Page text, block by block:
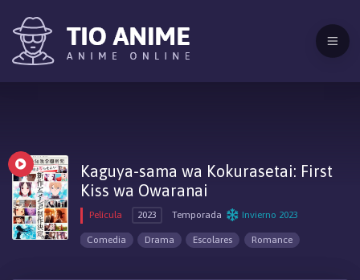
Kaguya-sama wa Kokurasetai: First
Kiss wa Owaranai
Película 2023 Temporada Invierno 2023
Comedia Drama Escolares Romance